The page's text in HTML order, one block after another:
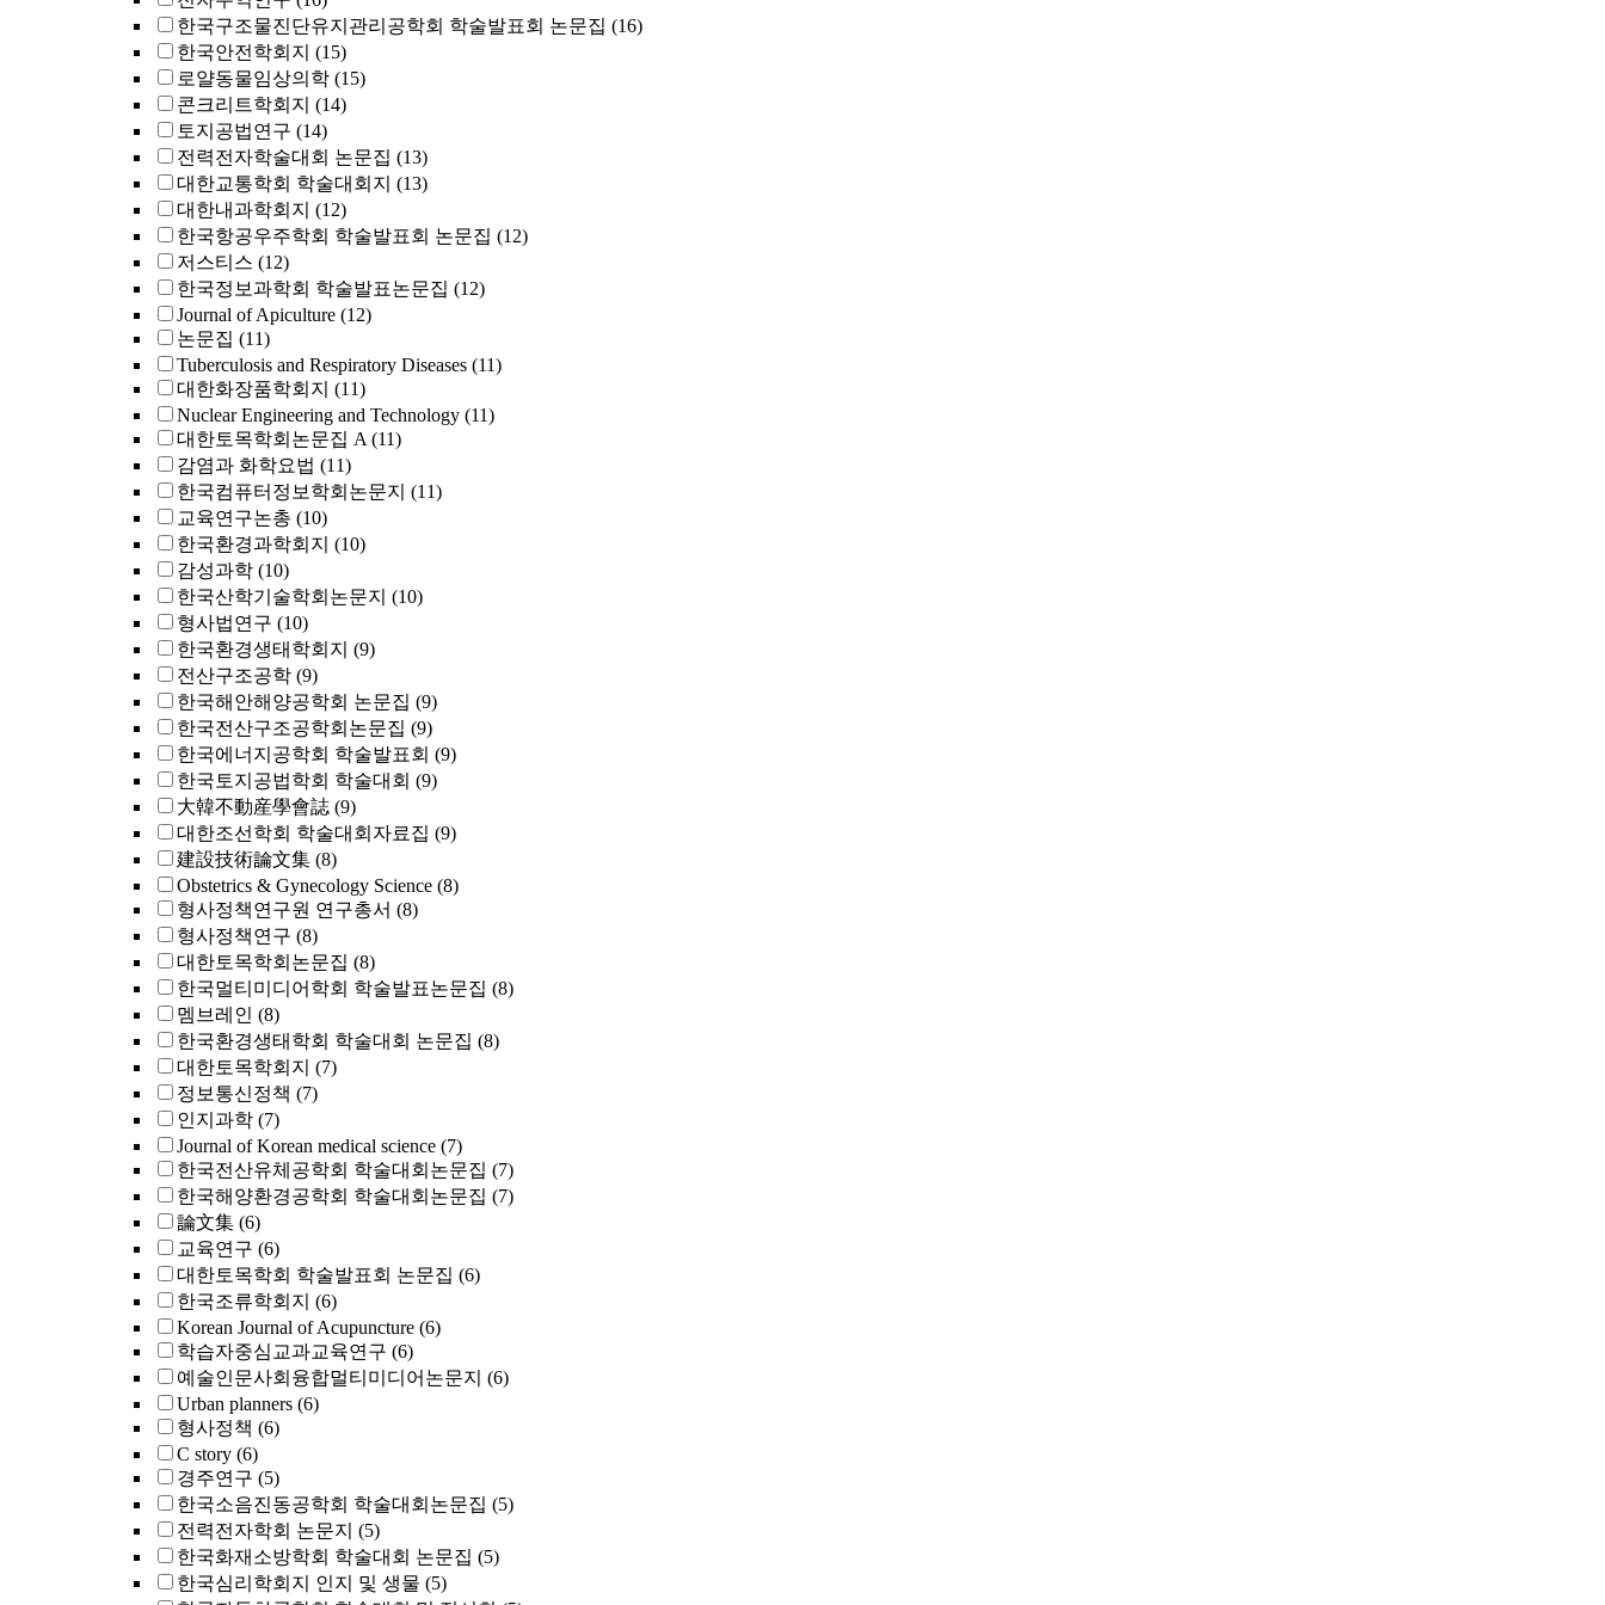
한국구조물진단유지관리공학회 학술발표회 논문집 (16)
한국안전학회지 (15)
로얄동물임상의학 (15)
콘크리트학회지 (14)
토지공법연구 (14)
전력전자학술대회 논문집 (13)
대한교통학회 학술대회지 (13)
대한내과학회지 (12)
한국항공우주학회 학술발표회 논문집 (12)
저스티스 (12)
한국정보과학회 학술발표논문집 (12)
Journal of Apiculture (12)
논문집 (11)
Tuberculosis and Respiratory Diseases (11)
대한화장품학회지 (11)
Nuclear Engineering and Technology (11)
대한토목학회논문집 A (11)
감염과 화학요법 (11)
한국컴퓨터정보학회논문지 (11)
교육연구논총 (10)
한국환경과학회지 (10)
감성과학 (10)
한국산학기술학회논문지 (10)
형사법연구 (10)
한국환경생태학회지 (9)
전산구조공학 (9)
한국해안해양공학회 논문집 (9)
한국전산구조공학회논문집 (9)
한국에너지공학회 학술발표회 (9)
한국토지공법학회 학술대회 (9)
大韓不動産學會誌 (9)
대한조선학회 학술대회자료집 (9)
建設技術論文集 (8)
Obstetrics & Gynecology Science (8)
형사정책연구원 연구총서 (8)
형사정책연구 (8)
대한토목학회논문집 (8)
한국멀티미디어학회 학술발표논문집 (8)
멤브레인 (8)
한국환경생태학회 학술대회 논문집 (8)
대한토목학회지 (7)
정보통신정책 (7)
인지과학 (7)
Journal of Korean medical science (7)
한국전산유체공학회 학술대회논문집 (7)
한국해양환경공학회 학술대회논문집 (7)
論文集 (6)
교육연구 (6)
대한토목학회 학술발표회 논문집 (6)
한국조류학회지 (6)
Korean Journal of Acupuncture (6)
학습자중심교과교육연구 (6)
예술인문사회융합멀티미디어논문지 (6)
Urban planners (6)
형사정책 (6)
C story (6)
경주연구 (5)
한국소음진동공학회 학술대회논문집 (5)
전력전자학회 논문지 (5)
한국화재소방학회 학술대회 논문집 (5)
한국심리학회지 인지 및 생물 (5)